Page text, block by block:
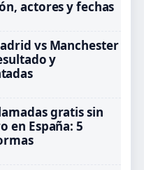
actores y fechas
vs Manchester
y
gratis sin
en España: 5